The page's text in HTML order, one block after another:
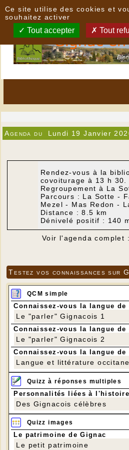
Agenda du Lundi 19 Janvier
Rendez-vous à la
covoiturage à 13 h 30.
Regroupement à La
Parcours : La Sotte -
Mezel - Mas Redon -
Distance : 8.5 km
Dénivelé positif : 140
Voir l'agenda complet
Testez vos connaissances sur
QCM simple
Connaissez-vous la langue de
Le "parler" Gignacois 1
Connaissez-vous la langue de
Le "parler" Gignacois 2
Connaissez-vous la langue de
Langue et littérature
Quizz à réponses multiples
Personnalités liées à
Des Gignacois célèbres
Quizz images
Le patrimoine de Gignac
Le petit patrimoine
Ce site utilise des cookies et
souhaitez activer
Tout accepter Tout